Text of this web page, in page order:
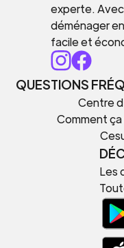
experte.
déménager
facile et
QUESTIONS
Centre
Comment ça
Les